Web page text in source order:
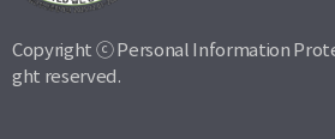
Copyright ⓒ Personal Information
ght reserved.